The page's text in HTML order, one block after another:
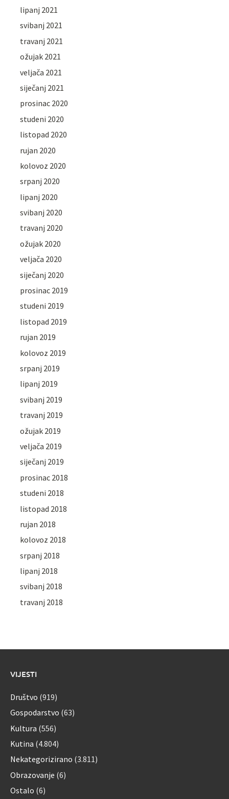
lipanj 2021
svibanj 2021
travanj 2021
ožujak 2021
veljača 2021
siječanj 2021
prosinac 2020
studeni 2020
listopad 2020
rujan 2020
kolovoz 2020
srpanj 2020
lipanj 2020
svibanj 2020
travanj 2020
ožujak 2020
veljača 2020
siječanj 2020
prosinac 2019
studeni 2019
listopad 2019
rujan 2019
kolovoz 2019
srpanj 2019
lipanj 2019
svibanj 2019
travanj 2019
ožujak 2019
veljača 2019
siječanj 2019
prosinac 2018
studeni 2018
listopad 2018
rujan 2018
kolovoz 2018
srpanj 2018
lipanj 2018
svibanj 2018
travanj 2018
VIJESTI
Društvo (919)
Gospodarstvo (63)
Kultura (556)
Kutina (4.804)
Nekategorizirano (3.811)
Obrazovanje (6)
Ostalo (6)